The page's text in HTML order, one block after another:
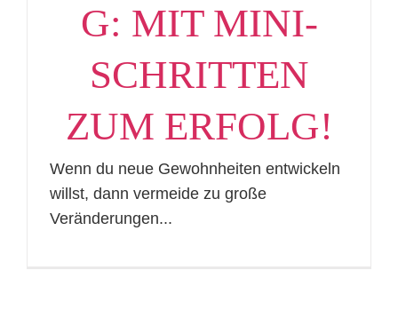
G: MIT MINI-
SCHRITTEN
ZUM ERFOLG!
Wenn du neue Gewohnheiten entwickeln
willst, dann vermeide zu große
Veränderungen...